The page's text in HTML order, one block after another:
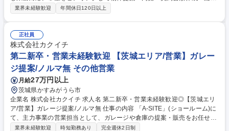
しまで担当。管理業務は管理部門が担当。 専門知識は入社後に身につくた
周辺環境等の情報も案内。入居決定後は契約書類を作成し鍵をお渡し。空
き時間はWeb掲載物件の更新。 入社後1～2カ月は支店長・先輩が研修。
（業務内容の変更の範囲）当社業務全般 募集職種 【豊川市/仲介営業】◆
未経験歓迎/ノルマなし！万全なサポート体制◎
業界未経験歓迎 年間休日120日以上
正社員
株式会社カクイチ
第二新卒・営業未経験歓迎 【茨城エリア/営業】ガレー
ジ提案/ノルマ無 その他営業
月給27万円以上
茨城県かすみがうら市
企業名 株式会社カクイチ 求人名 第二新卒・営業未経験歓迎◎【茨城エリ
ア/営業】ガレージ提案/ノルマ無 仕事の内容 「A-SITE」(ショールーム)に
て、主力事業の営業担当として、ガレージや倉庫の提案・販売をお任せ。
全国のJAや農機具販売店等からのご紹介が中心のため、新規の飛び込み営
業界未経験歓迎 時短勤務あり 完全週休2日制